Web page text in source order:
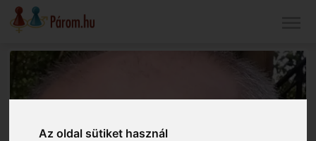
Az oldal sütiket használ